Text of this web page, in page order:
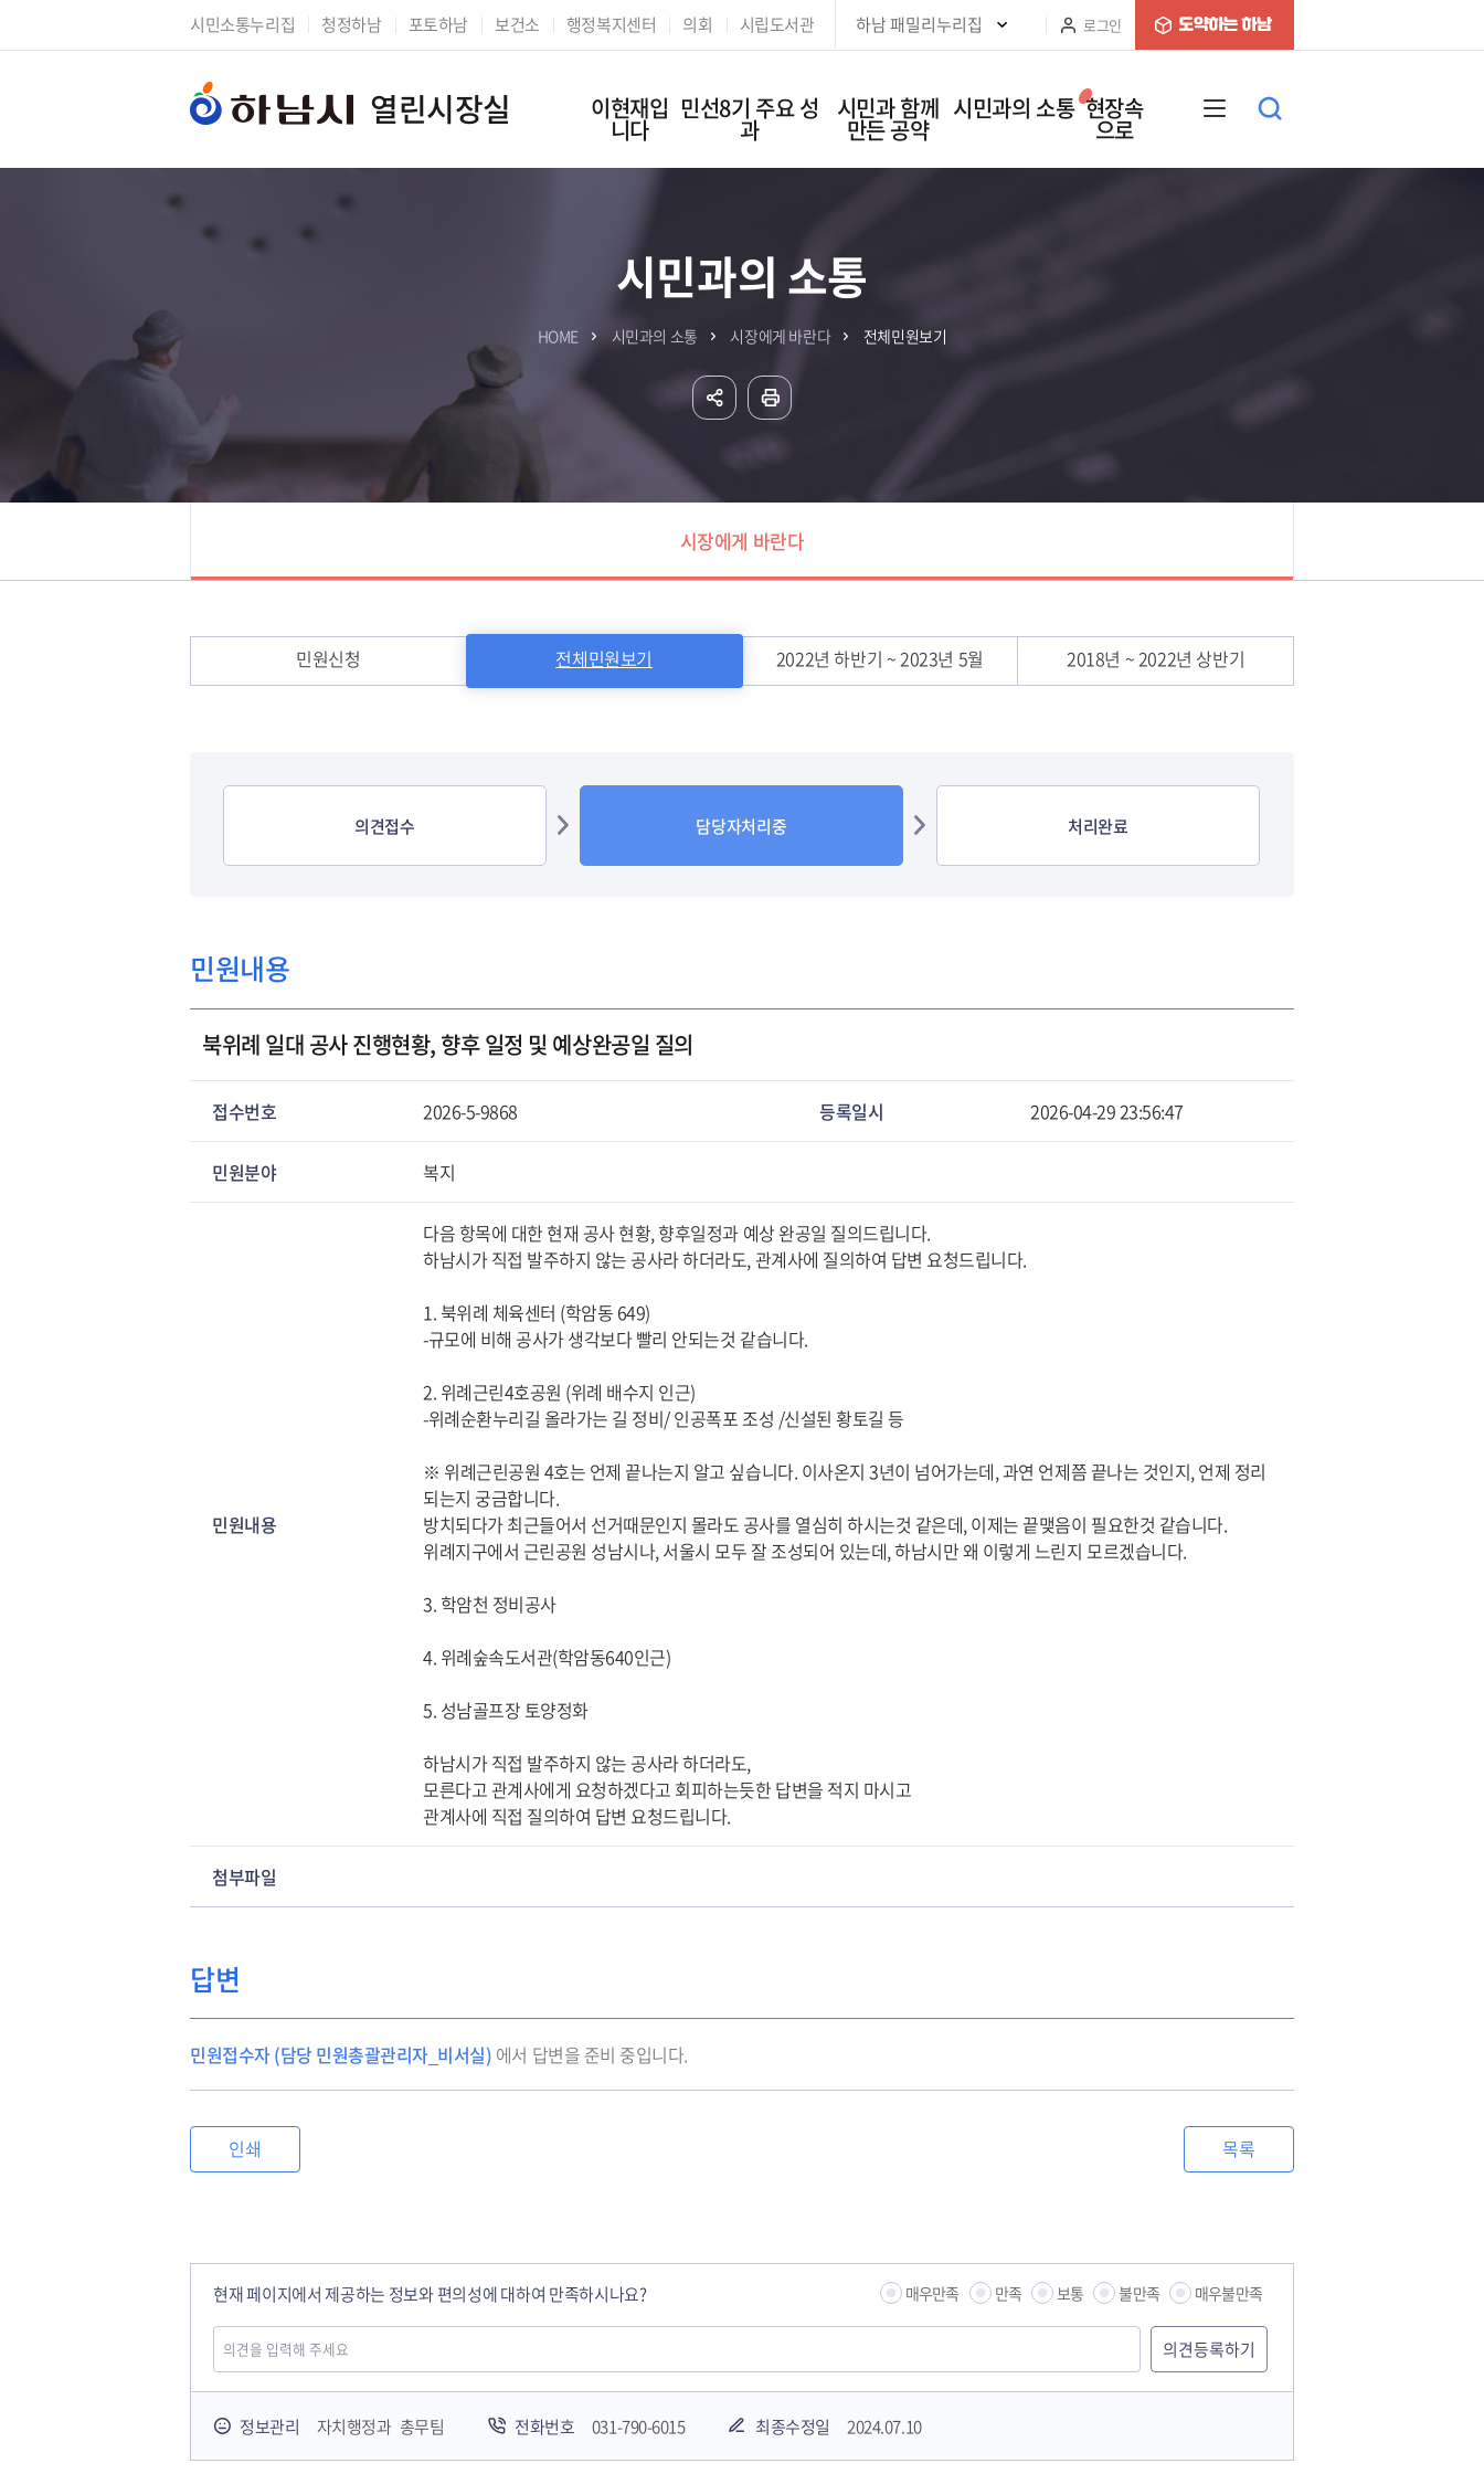
본문 바로가기
시민소통누리집 청정하남 포토하남 보건소 행정복지센터 의회 시립도서관 하남 패밀리누리집 로그인
열린시장실 이현재입
니다
민선8기 주요 성
과
시민과 함께
만든 공약
시민과의 소통
시장에게 바란다
현장속
으로
시민과의 소통
HOME 시민과의 소통 시장에게 바란다 전체민원보기
시장에게 바란다
민원신청 전체민원보기 2022년 하반기 ~ 2023년 5월 2018년 ~ 2022년 상반기
의견접수 담당자처리중 처리완료
민원내용
북위례 일대 공사 진행현황, 향후 일정 및 예상완공일 질의
접수번호 2026-5-9868 등록일시 2026-04-29 23:56:47
민원분야 복지
민원내용
다음 항목에 대한 현재 공사 현황, 향후일정과 예상 완공일 질의드립니다.
하남시가 직접 발주하지 않는 공사라 하더라도, 관계사에 질의하여 답변 요청드립니다.
1. 북위례 체육센터 (학암동 649)
-규모에 비해 공사가 생각보다 빨리 안되는것 같습니다.
2. 위례근린4호공원 (위례 배수지 인근)
-위례순환누리길 올라가는 길 정비/ 인공폭포 조성 /신설된 황토길 등
※ 위례근린공원 4호는 언제 끝나는지 알고 싶습니다. 이사온지 3년이 넘어가는데, 과연 언제쯤 끝나는 것인지, 언제 정리
되는지 궁금합니다.
방치되다가 최근들어서 선거때문인지 몰라도 공사를 열심히 하시는것 같은데, 이제는 끝맺음이 필요한것 같습니다.
위례지구에서 근린공원 성남시나, 서울시 모두 잘 조성되어 있는데, 하남시만 왜 이렇게 느린지 모르겠습니다.
3. 학암천 정비공사
4. 위례숲속도서관(학암동640인근)
5. 성남골프장 토양정화
하남시가 직접 발주하지 않는 공사라 하더라도,
모른다고 관계사에게 요청하겠다고 회피하는듯한 답변을 적지 마시고
관계사에 직접 질의하여 답변 요청드립니다.
첨부파일
답변
민원접수자 (담당 민원총괄관리자_비서실) 에서 답변을 준비 중입니다.
인쇄 목록
현재 페이지에서 제공하는 정보와 편의성에 대하여 만족하시나요? 매우만족 만족 보통 불만족 매우불만족
정보관리 자치행정과 총무팀 전화번호 031-790-6015 최종수정일 2024.07.10
국민안전교육플랫폼